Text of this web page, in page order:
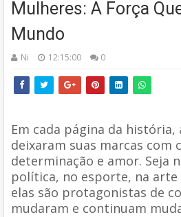
Mulheres: A Força
Mundo
Ni 12:15:00 0
Em cada página da história,
deixaram suas marcas com
determinação e amor. Seja
política, no esporte, na arte
elas são protagonistas de
mudaram e continuam